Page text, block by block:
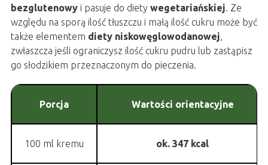
bezglutenowyi pasuje do diety wegetariańskiej. Ze
względu na sporą ilość tłuszczu i małą ilość cukru może być
także elementem diety niskowęglowodanowej,
zwłaszcza jeśli ograniczysz ilość cukru pudru lub zastąpisz
go słodzikiem przeznaczonym do pieczenia.
Porcja Wartości orientacyjne
100 ml kremu ok. 347 kcal